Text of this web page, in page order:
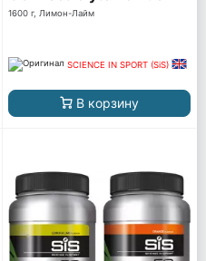
1600 г, Лимон-Лайм
SCIENCE IN SPORT (SiS)
В корзину